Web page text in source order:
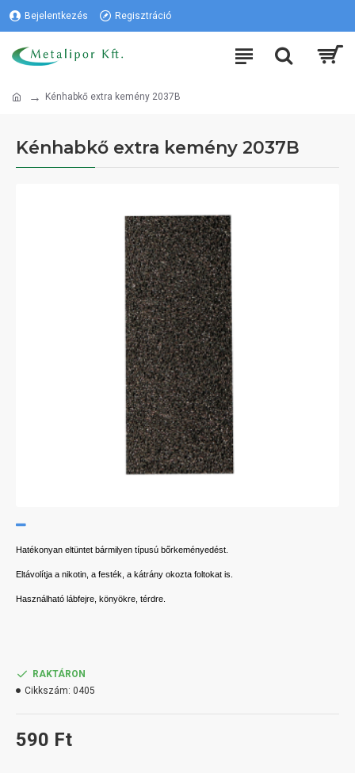
Bejelentkezés Regisztráció
Kénhabkő extra kemény 2037B
Kénhabkő extra kemény 2037B
Hatékonyan eltüntet bármilyen típusú bőrkeményedést.
Eltávolítja a nikotin, a festék, a kátrány okozta foltokat is.
Használható lábfejre, könyökre, térdre.
590 Ft
RAKTÁRON
Cikkszám: 0405